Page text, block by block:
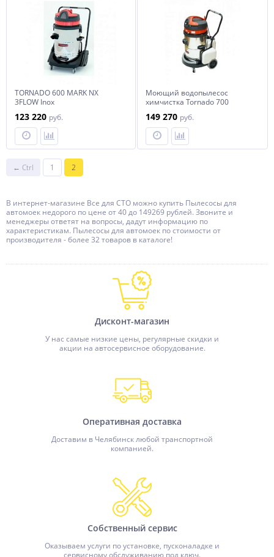
TORNADO 600 MARK NX
3FLOW Inox
123 220 руб.
Моющий водопылесос
химчистка Tornado 700
149 270 руб.
← Ctrl 1 2
В интернет-магазине Все для СТО можно купить Пылесосы для
автомоек недорого по цене от 40 до 149269 рублей. Звоните и
менеджеры ответят на вопросы, дадут информацию по
характеристикам. Пылесосы для автомоек по стоимости от
производителя - более 32 товаров в каталоге!
Дисконт-магазин
У нас самые низкие цены, регулярные скидки и
акции на автосервисное оборудование.
Оперативная доставка
Доставим в Челябинск любой транспортной
компанией.
Собственный сервис
Оказываем услуги по установке, пусконаладке и
сервисному обслуживанию под ключ.